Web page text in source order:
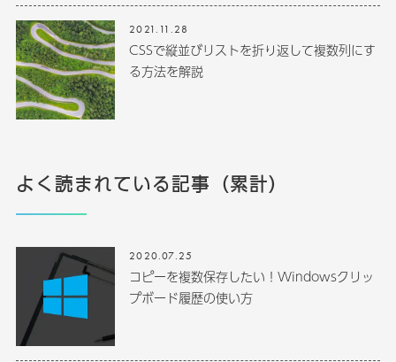
2021.11.28
CSSで縦並びリストを折り返して複数列にす
る方法を解説
よく読まれている記事（累計）
2020.07.25
コピーを複数保存したい！Windowsクリッ
プボード履歴の使い方